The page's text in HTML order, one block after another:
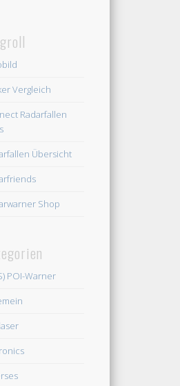
Vergleich
Radarfallen
Übersicht
Shop
POI-Warner